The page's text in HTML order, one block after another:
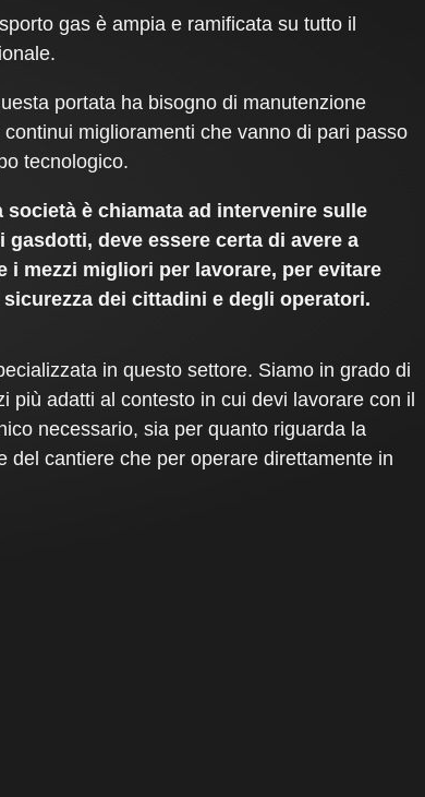
gas è ampia e ramificata su tutto il
portata ha bisogno di manutenzione
miglioramenti che vanno di pari passo
tecnologico.
società è chiamata ad intervenire sulle
gasdotti, deve essere certa di avere a
i mezzi migliori per lavorare, per evitare
dei cittadini e degli operatori.
in questo settore. Siamo in grado di
più adatti al contesto in cui devi lavorare con il
necessario, sia per quanto riguarda la
del cantiere che per operare direttamente in